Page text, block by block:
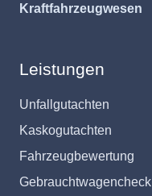
Kraftfahrzeugwesen
Leistungen
Unfallgutachten
Kaskogutachten
Fahrzeugbewertung
Gebrauchtwagencheck